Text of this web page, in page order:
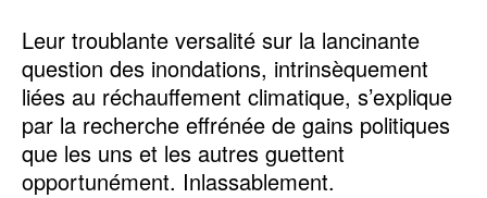
Leur troublante versalité sur la lancinante
question des inondations, intrinsèquement
liées au réchauffement climatique, s’explique
par la recherche effrénée de gains politiques
que les uns et les autres guettent
opportunément. Inlassablement.